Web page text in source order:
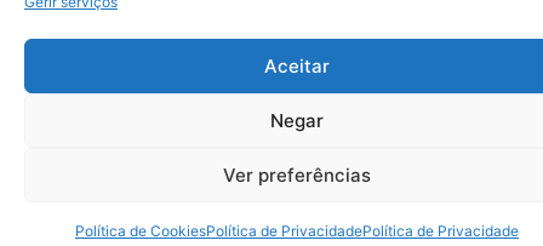
Aceitar
Negar
Ver preferências
Política de CookiesPolítica de PrivacidadePolítica de Privacidade